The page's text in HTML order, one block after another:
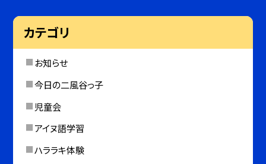
カテゴリ
お知らせ
今日の二風谷っ子
児童会
アイヌ語学習
ハララキ体験